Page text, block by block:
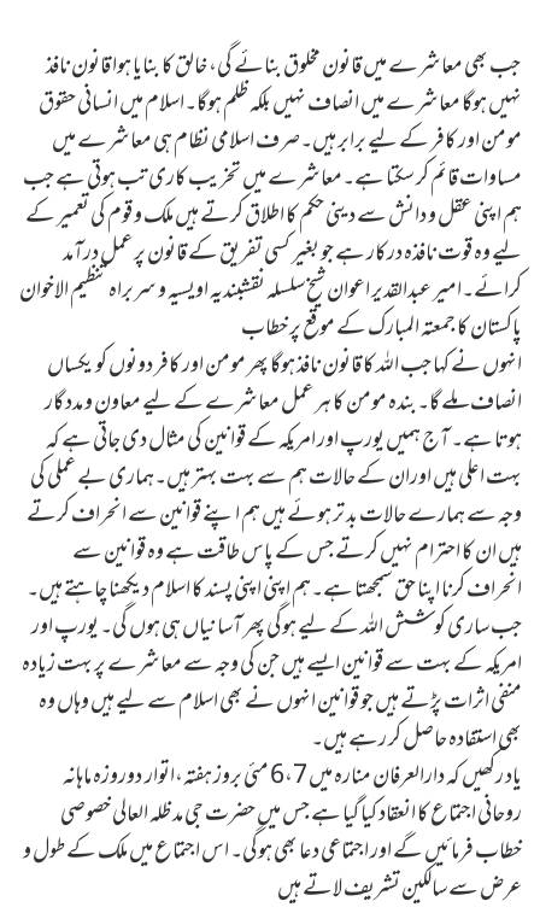
جب بھی معاشرے میں قانون مخلوق بنائے گی، خالق کا بنایا ہوا قانون نافذ
نہیں ہوگا معاشرے میں انصاف نہیں بلکہ ظلم ہوگا۔اسلام میں انسانی حقوق
مومن اور کافر کے لیے برابر ہیں۔صرف اسلامی نظام ہی معاشرے میں
مساوات قائم کر سکتا ہے۔معاشرے میں تخریب کاری تب ہوتی ہے جب
ہم اپنی عقل و دانش سے دینی حکم کا اطلاق کرتے ہیں ملک و قوم کی تعمیر کے
لیے وہ قوت نافذہ درکار ہے جو بغیر کسی تفریق کے قانون پر عمل درآمد
کرائے۔امیر عبدالقدیر اعوان شیخ سلسلہ نقشبندیہ اویسیہ و سربراہ تنظیم الاخوان
پاکستان کا جمعتہ المبارک کے موقع پر خطاب
انہوں نے کہا جب اللہ کا قانون نافذ ہوگا پھر مومن اور کافر دونوں کو یکساں
انصاف ملے گا۔بندہ مومن کا ہر عمل معاشرے کے لیے معاون و مدد گار
ہوتا ہے۔ آج ہمیں یورپ اور امریکہ کے قوانین کی مثال دی جاتی ہے کہ
بہت اعلی ہیں اوران کے حالات ہم سے بہت بہتر ہیں۔ہماری بے عملی کی
وجہ سے ہمارے حالات بد تر ہوئے ہیں ہم اپنے قوانین سے انحراف کرتے
ہیں ان کا احترام نہیں کرتے جس کے پاس طاقت ہے وہ قوانین سے
انحراف کرنا اپنا حق سمجھتا ہے۔ہم اپنی اپنی پسند کا اسلام دیکھنا چاہتے ہیں۔
جب ساری کوشش اللہ کے لیے ہوگی پھر آسانیاں ہی ہوں گی۔ یورپ اور
امریکہ کے بہت سے قوانین ایسے ہیں جن کی وجہ سے معاشرے پر بہت زیادہ
منفی اثرات پڑتے ہیں جو قوانین انہوں نے بھی اسلام سے لیے ہیں وہاں وہ
بھی استفادہ حاصل کر رہے ہیں۔
یاد رکھیں کہ دارالعرفان منارہ میں 6،7 مئی بروز ہفتہ،اتوار دوروزہ ماہانہ
روحانی اجتماع کا انعقاد کیا گیا ہے جس میں حضرت جی مد ظلہ العالی خصوصی
خطاب فرمائیں گے اور اجتماعی دعا بھی ہوگی۔ اس اجتماع میں ملک کے طول و
عرض سے سالکین تشریف لاتے ہیں